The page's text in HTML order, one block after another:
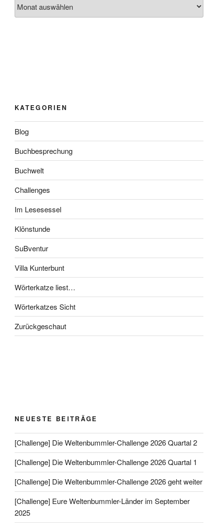
KATEGORIEN
Blog
Buchbesprechung
Buchwelt
Challenges
Im Lesesessel
Klönstunde
SuBventur
Villa Kunterbunt
Wörterkatze liest…
Wörterkatzes Sicht
Zurückgeschaut
NEUESTE BEITRÄGE
[Challenge] Die Weltenbummler-Challenge 2026 Quartal 2
[Challenge] Die Weltenbummler-Challenge 2026 Quartal 1
[Challenge] Die Weltenbummler-Challenge 2026 geht weiter
[Challenge] Eure Weltenbummler-Länder im September
2025